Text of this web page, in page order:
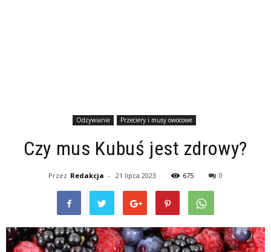
Odżywianie Przeciery i musy owocowe
Czy mus Kubuś jest zdrowy?
Przez Redakcja - 21 lipca 2023 675 0